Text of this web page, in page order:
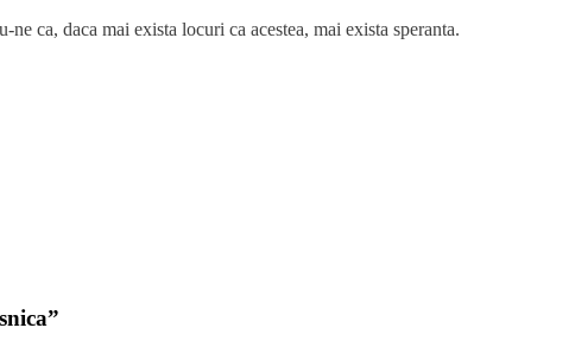
ca, daca mai exista locuri ca acestea, mai exista speranta.